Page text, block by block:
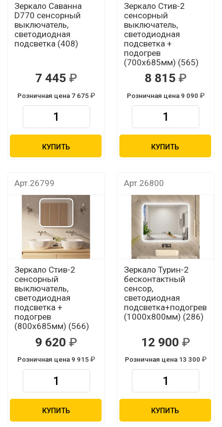
Зеркало Саванна
D770 сенсорный
выключатель,
светодиодная
подсветка (408)
7 445
Розничная цена 7 675
КУПИТЬ
Зеркало Стив-2
сенсорный
выключатель,
светодиодная
подсветка +
подогрев
(700х685мм) (565)
8 815
Розничная цена 9 090
КУПИТЬ
Арт.26799
Зеркало Стив-2
сенсорный
выключатель,
светодиодная
подсветка +
подогрев
(800х685мм) (566)
9 620
Розничная цена 9 915
КУПИТЬ
Арт.26800
Зеркало Турин-2
бесконтактный
сенсор,
светодиодная
подсветка+подогрев
(1000х800мм) (286)
12 900
Розничная цена 13 300
КУПИТЬ